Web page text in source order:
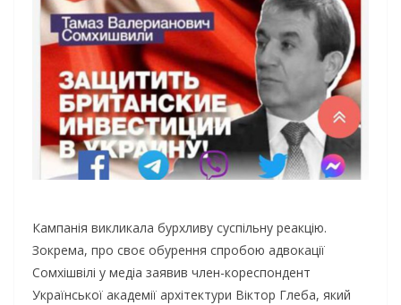
Кампанія викликала бурхливу суспільну реакцію.
Зокрема, про своє обурення спробою адвокації
Сомхішвілі у медіа заявив член-кореспондент
Української академії архітектури Віктор Глеба, який